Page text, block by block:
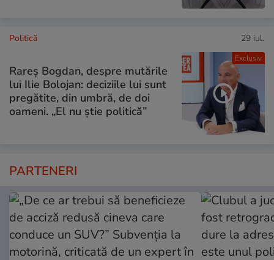
Exclusiv
Politică 29 iul.
Rareș Bogdan, despre mutările
lui Ilie Bolojan: deciziile lui sunt
pregătite, din umbră, de doi
oameni. „El nu știe politică”
PARTENERI